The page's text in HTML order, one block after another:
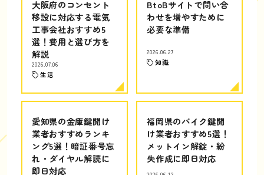
大阪府のコンセント
移設に対応する電気
工事会社おすすめ5
選！費用と選び方を
解説
2026.07.06
生活
BtoBサイトで問い合
わせを増やすために
必要な準備
2026.06.27
知識
愛知県の金庫鍵開け
業者おすすめランキ
ング5選！暗証番号忘
れ・ダイヤル解読に
即日対応
福岡県のバイク鍵開
け業者おすすめ5選！
メットイン解錠・紛
失作成に即日対応